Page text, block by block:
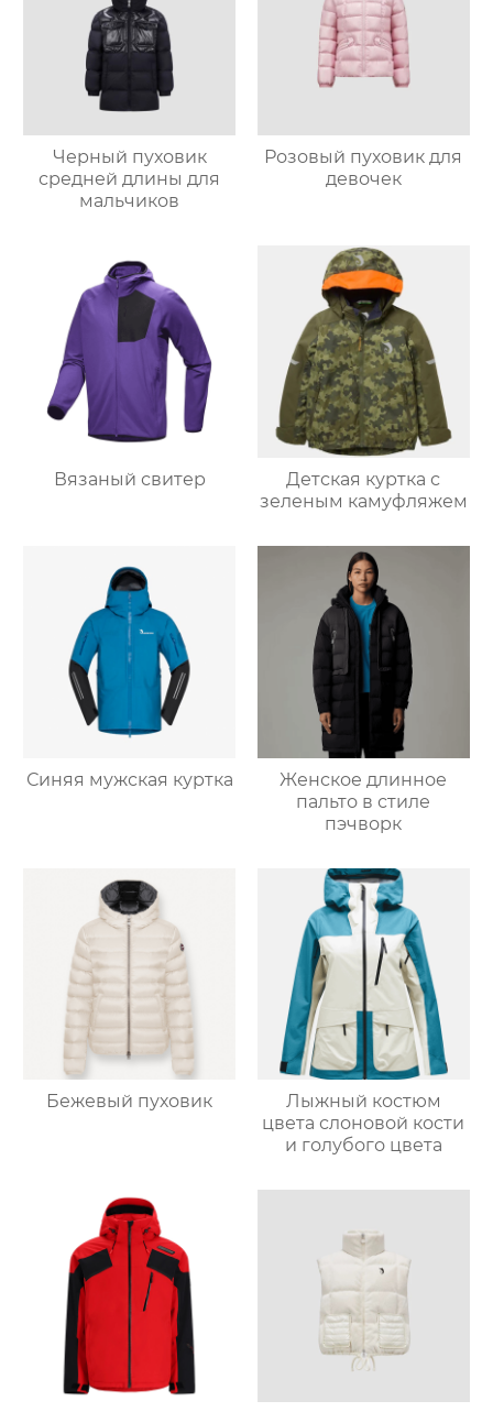
Черный пуховик
средней длины для
мальчиков
Розовый пуховик для
девочек
Вязаный свитер
Детская куртка с
зеленым камуфляжем
Синяя мужская куртка
Женское длинное
пальто в стиле
пэчворк
Бежевый пуховик
Лыжный костюм
цвета слоновой кости
и голубого цвета